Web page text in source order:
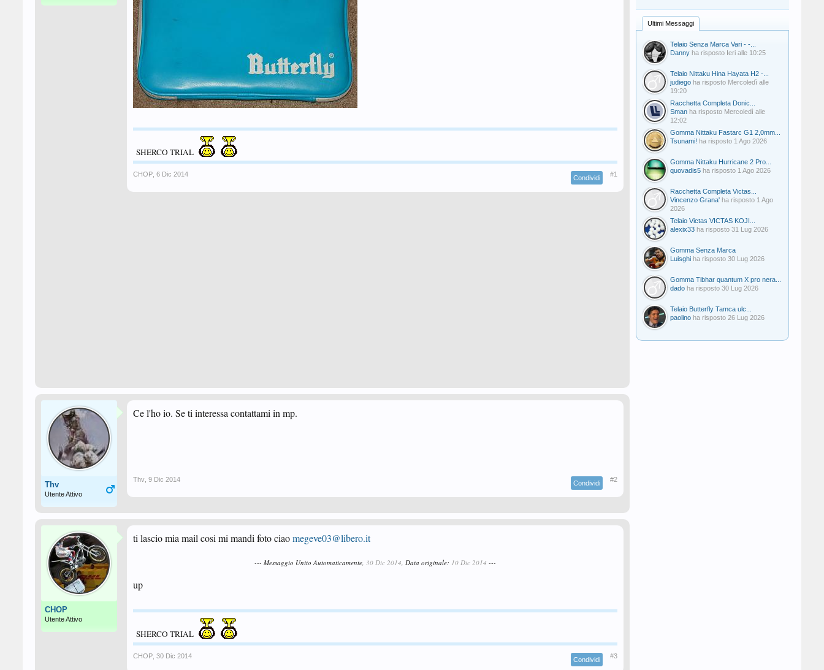
SHERCO TRIAL
CHOP 6 Dic 2014 Condividi #1
Thv
Utente Attivo
Ce l'ho io. Se ti interessa contattami in mp.
Thv 9 Dic 2014 Condividi #2
CHOP
Utente Attivo
ti lascio mia mail cosi mi mandi foto ciaomegeve03@libero.it
--- Messaggio Unito Automaticamente, 30 Dic 2014, Data originale: 10 Dic 2014 ---
up
SHERCO TRIAL
CHOP 30 Dic 2014 Condividi #3
Ultimi Messaggi
Telaio Senza Marca Vari - -...
Danny ha risposto Ieri alle 10:25
Telaio Nittaku Hina Hayata H2 -...
judiego ha risposto Mercoledì alle
19:20
Racchetta Completa Donic...
Sman ha risposto Mercoledì alle
12:02
Gomma Nittaku Fastarc G1 2,0mm...
Tsunami! ha risposto 1 Ago 2026
Gomma Nittaku Hurricane 2 Pro...
quovadis5 ha risposto 1 Ago 2026
Racchetta Completa Victas...
Vincenzo Grana' ha risposto 1 Ago
2026
Telaio Victas VICTAS KOJI...
alexix33 ha risposto 31 Lug 2026
Gomma Senza Marca
Luisghi ha risposto 30 Lug 2026
Gomma Tibhar quantum X pro nera...
dado ha risposto 30 Lug 2026
Telaio Butterfly Tamca ulc...
paolino ha risposto 26 Lug 2026